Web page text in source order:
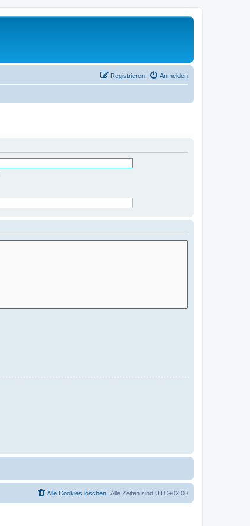
Anmelden
Registrieren
Alle Zeiten sind UTC+02:00
Alle Cookies löschen